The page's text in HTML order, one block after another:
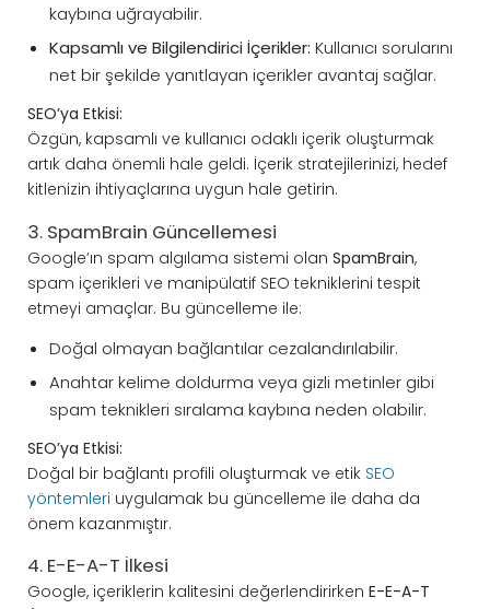
kaybına uğrayabilir.
Kapsamlı ve Bilgilendirici İçerikler: Kullanıcı sorularını
net bir şekilde yanıtlayan içerikler avantaj sağlar.
SEO’ya Etkisi:
Özgün, kapsamlı ve kullanıcı odaklı içerik oluşturmak
artık daha önemli hale geldi. İçerik stratejilerinizi, hedef
kitlenizin ihtiyaçlarına uygun hale getirin.
3. SpamBrain Güncellemesi
Google’ın spam algılama sistemi olan SpamBrain,
spam içerikleri ve manipülatif SEO tekniklerini tespit
etmeyi amaçlar. Bu güncelleme ile:
Doğal olmayan bağlantılar cezalandırılabilir.
Anahtar kelime doldurma veya gizli metinler gibi
spam teknikleri sıralama kaybına neden olabilir.
SEO’ya Etkisi:
Doğal bir bağlantı profili oluşturmak ve etik SEO
yöntemleri uygulamak bu güncelleme ile daha da
önem kazanmıştır.
4. E-E-A-T İlkesi
Google, içeriklerin kalitesini değerlendirirken E-E-A-T